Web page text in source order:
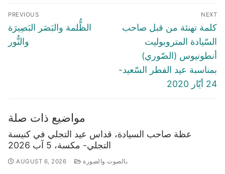
Post
navigation
PREVIOUS
Previous
post:
الظُّلمة والبَصَر البَصِيرَة
والنُّور
NEXT
Next
كلمة تهنئة من قبل صاحب
السّيادة المتروبوليت
أنطونيوس (الصّوري)
بمناسبة عيد الفطر السّعيد-
24 أيّار 2020
مواضيع ذات صلة
عظة صاحب السيادة، قداس عيد التجلي في كنيسة
التجلي- مكسة، 5 آب 2026
AUGUST 6, 2026 بالصوت والصورة